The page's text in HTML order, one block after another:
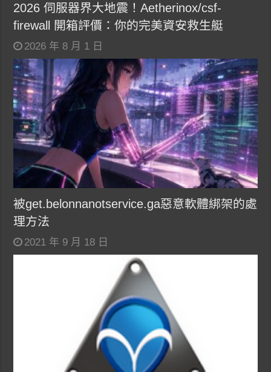
2026 伺服器界大地震！Aetherinox/csf-
firewall 開箱評價：你的完美資安救生艇
2026 年 8 月 1 日
被get.belonnanotservice.ga惡意軟體綁架的處
理方法
2021 年 9 月 18 日